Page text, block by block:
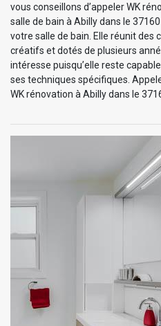
vous conseillons d’appeler WK
salle de bain à Abilly dans le
votre salle de bain. Elle réunit des
créatifs et dotés de plusieurs
intéresse puisqu’elle reste
ses techniques spécifiques.
WK rénovation à Abilly dans le